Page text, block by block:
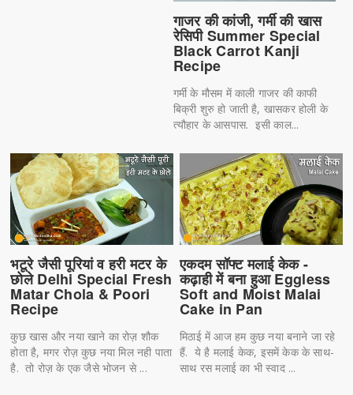
गाजर की कांजी, गर्मी की खास
रेसिपी Summer Special
Black Carrot Kanji
Recipe
गर्मी के मौसम में काली गाजर की काफी
बिक्री शुरु हो जाती है, खासकर होली के
त्यौहार के आसपास. इसी काल...
एकदम सॉफ्ट मलाई केक -
कढ़ाही में बना हुआ Eggless
Soft and Moist Malai
Cake in Pan
मिठाई में आज हम कुछ नया बनाने जा रहे
हैं. ये है मलाई केक, इसमें केक के साथ-
साथ रस मलाई का भी स्वाद ...
भटूरे जैसी पूरियां व हरी मटर के
छोले Delhi Special Fresh
Matar Chola & Poori
Recipe
कुछ खास और नया खाने का रोज़ शौक
होता है, मगर रोज़ कुछ नया मिल नही पाता
है. तो रोज़ के एक जैसे भोजन से ...